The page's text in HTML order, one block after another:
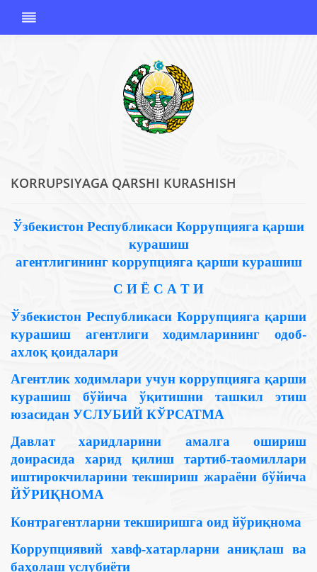
O'ZBEKISTON
KORRUPSIYAGA
KURASHISH
AGENTLIGI
KORRUPSIYAGA QARSHI KURASHISH
Ўзбекистон Республикаси Коррупцияга қарши
курашиш
агентлигининг коррупцияга қарши курашиш
С И Ё С А Т И
Ўзбекистон Республикаси Коррупцияга қарши
курашиш агентлиги ходимларининг одоб-
ахлоқ қоидалари
Агентлик ходимлари учун коррупцияга қарши
курашиш бўйича ўқитишни ташкил этиш
юзасидан УСЛУБИЙ КЎРСАТМА
Давлат харидларини амалга ошириш
доирасида харид қилиш тартиб-таомиллари
иштирокчиларини текшириш жараёни бўйича
ЙЎРИҚНОМА
Контрагентларни текширишга оид йўриқнома
Коррупциявий хавф-хатарларни аниқлаш ва
баҳолаш услубиёти